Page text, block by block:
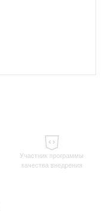
Участник программы
качества внедрения